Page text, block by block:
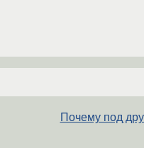
Почему под